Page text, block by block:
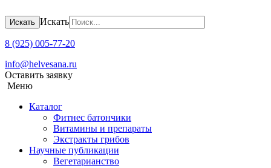
Искать Искать
8 (925) 005-77-20
info@helvesana.ru
Оставить заявку
Меню
Каталог
Фитнес батончики
Витамины и препараты
Экстракты грибов
Научные публикации
Вегетарианство